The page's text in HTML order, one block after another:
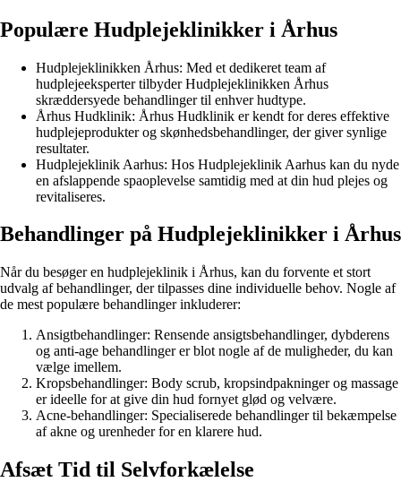
Populære Hudplejeklinikker i Århus
Hudplejeklinikken Århus: Med et dedikeret team af
hudplejeeksperter tilbyder Hudplejeklinikken Århus
skræddersyede behandlinger til enhver hudtype.
Århus Hudklinik: Århus Hudklinik er kendt for deres effektive
hudplejeprodukter og skønhedsbehandlinger, der giver synlige
resultater.
Hudplejeklinik Aarhus: Hos Hudplejeklinik Aarhus kan du nyde
en afslappende spaoplevelse samtidig med at din hud plejes og
revitaliseres.
Behandlinger på Hudplejeklinikker i Århus
Når du besøger en hudplejeklinik i Århus, kan du forvente et stort
udvalg af behandlinger, der tilpasses dine individuelle behov. Nogle af
de mest populære behandlinger inkluderer:
Ansigtbehandlinger: Rensende ansigtsbehandlinger, dybderens
og anti-age behandlinger er blot nogle af de muligheder, du kan
vælge imellem.
Kropsbehandlinger: Body scrub, kropsindpakninger og massage
er ideelle for at give din hud fornyet glød og velvære.
Acne-behandlinger: Specialiserede behandlinger til bekæmpelse
af akne og urenheder for en klarere hud.
Afsæt Tid til Selvforkælelse